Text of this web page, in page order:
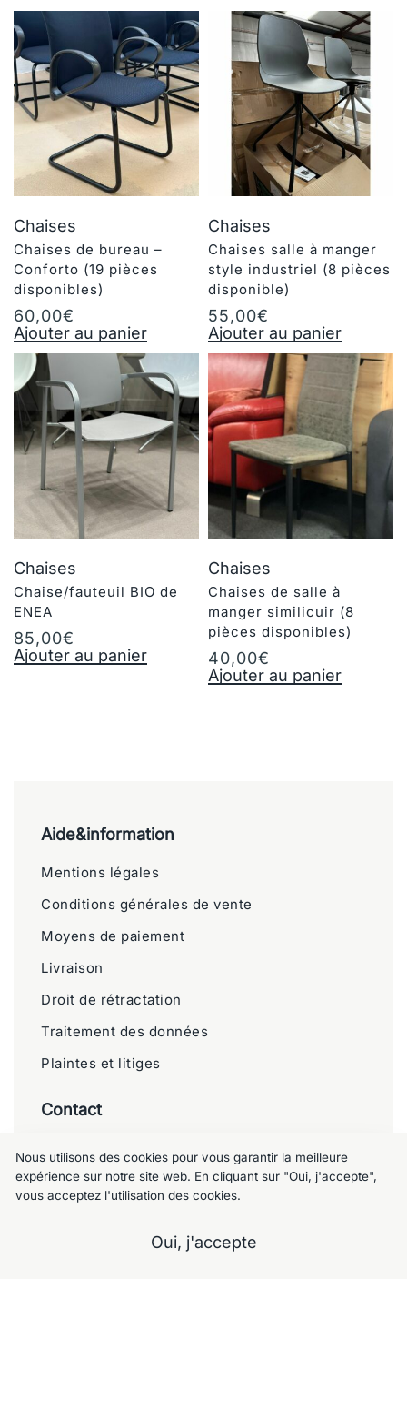
Chaises
Chaises de bureau –
Conforto (19 pièces
disponibles)
60,00€
Ajouter au panier
Chaises
Chaises salle à manger
style industriel (8 pièces
disponible)
55,00€
Ajouter au panier
Chaises
Chaise/fauteuil BIO de
ENEA
85,00€
Ajouter au panier
Chaises
Chaises de salle à
manger similicuir (8
pièces disponibles)
40,00€
Ajouter au panier
Aide&information
Mentions légales
Conditions générales de vente
Moyens de paiement
Livraison
Droit de rétractation
Traitement des données
Plaintes et litiges
Contact
Chaussée de Charleroi 125, 1060 Saint-
Gilles
+32 477 09 49 80
Nous utilisons des cookies pour vous garantir la meilleure
expérience sur notre site web. En cliquant sur "Oui, j'accepte",
vous acceptez l'utilisation des cookies.
Oui, j'accepte